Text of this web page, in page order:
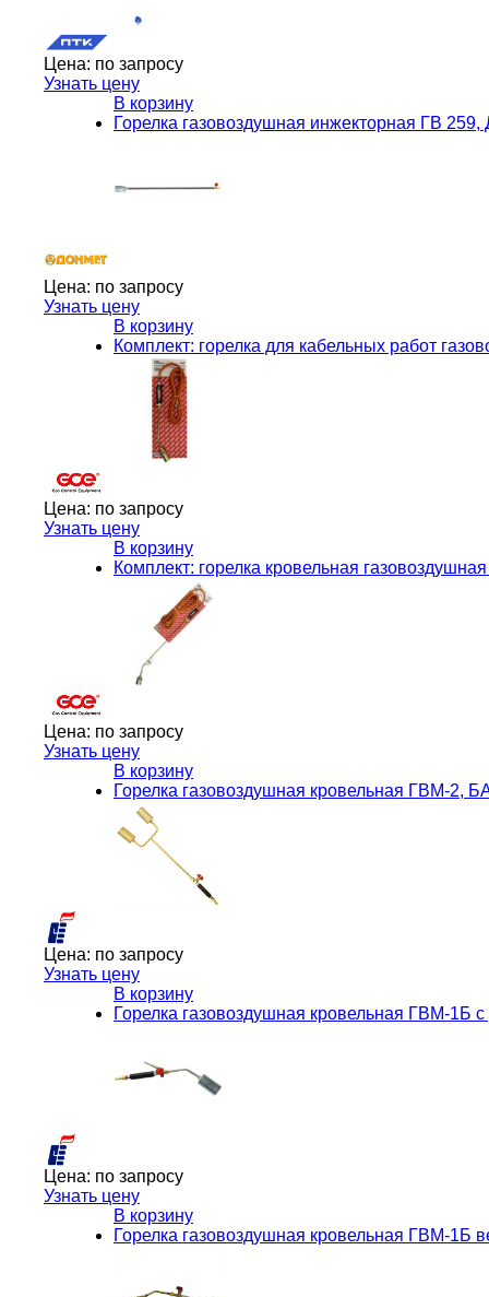
Цена: по запросу
Узнать цену
В корзину
Горелка газовоздушная инжекторная ГВ 259,
Цена: по запросу
Узнать цену
В корзину
Комплект: горелка для кабельных работ
Цена: по запросу
Узнать цену
В корзину
Комплект: горелка кровельная
Цена: по запросу
Узнать цену
В корзину
Горелка газовоздушная кровельная ГВМ-2,
Цена: по запросу
Узнать цену
В корзину
Горелка газовоздушная кровельная ГВМ-1Б
Цена: по запросу
Узнать цену
В корзину
Горелка газовоздушная кровельная ГВМ-1Б